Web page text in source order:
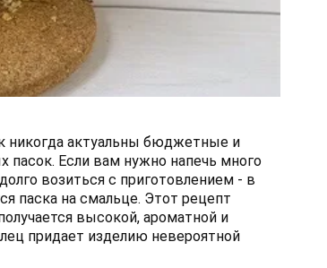
никогда актуальны бюджетные и
пасок. Если вам нужно напечь много
возиться с приготовлением - в
паска на смальце. Этот рецепт
высокой, ароматной и
придает изделию невероятной